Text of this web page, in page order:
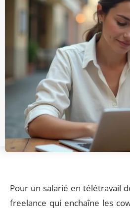
Pour un salarié en télétravail
freelance qui enchaîne les